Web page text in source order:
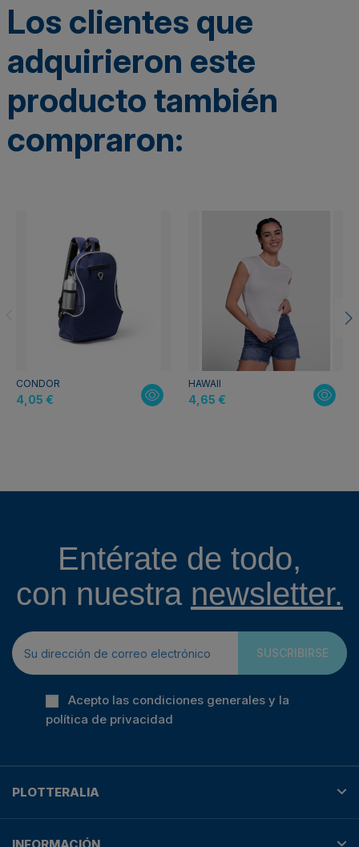
Los clientes que
adquirieron este
producto también
compraron:
CONDOR
4,05 €
HAWAII
4,65 €
Entérate de todo,
con nuestra newsletter.
SUSCRIBIRSE
Acepto las condiciones generales y la
política de privacidad
PLOTTERALIA